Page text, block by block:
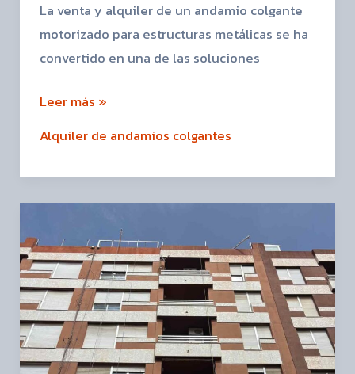
La venta y alquiler de un andamio colgante
motorizado para estructuras metálicas se ha
convertido en una de las soluciones
Leer más »
Alquiler de andamios colgantes
colgantes
motorizados
para
rehabilitar
fachadas